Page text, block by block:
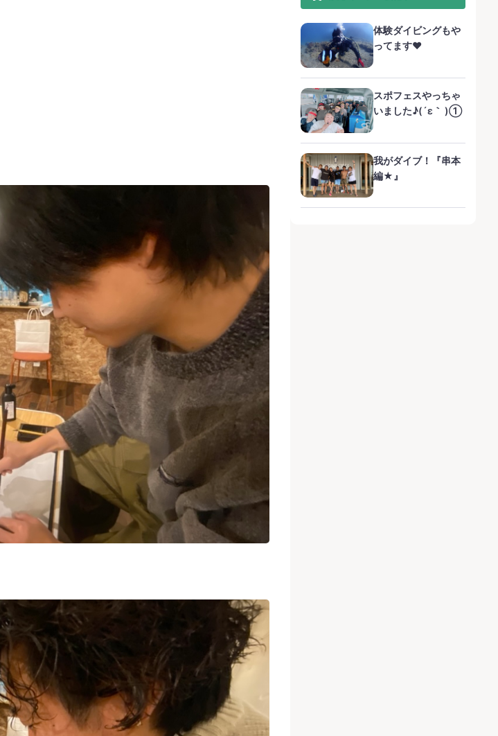
体験ダイビングもや
ってます❤️
スポフェスやっちゃ
いました♪(´ε｀ )①
我がダイブ！『串本
編★』